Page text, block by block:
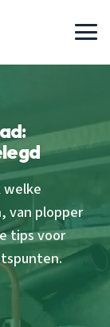
welke
van plopper
tips voor